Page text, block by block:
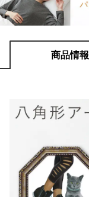
商品情報